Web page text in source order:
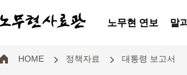
노무현 연보 말
HOME 정책자료 대통령 보고서